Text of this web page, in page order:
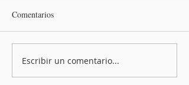
Comentarios
Escribir un comentario...